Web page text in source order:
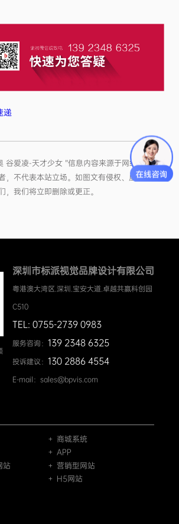
递
谷爱凌-天才少女 ”信息内容来源于网络，文章
，不代表本站立场。如图文有侵权、虚假或错
，我们将立即删除或更正。
深圳市标派视觉品牌设计有限公司
粤港澳大湾区.深圳.宝安大道.卓越共赢科创园
C510
TEL: 0755-2739 0983
服务咨询： 139 2348 6325
投诉建议： 130 2886 4554
E-mail：sales@bpvis.com
＋ 商城系统
＋ APP
站
＋ 营销型网站
＋ H5网站